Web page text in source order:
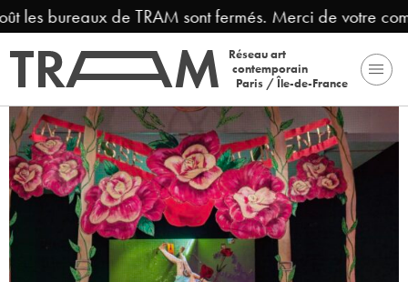
les bureaux de TRAM sont fermés. Merci de votre
Réseau art
contemporain
Paris / Île-de-France